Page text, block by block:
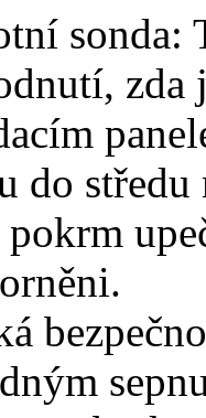
sonda:
zda
do středu
pokrm